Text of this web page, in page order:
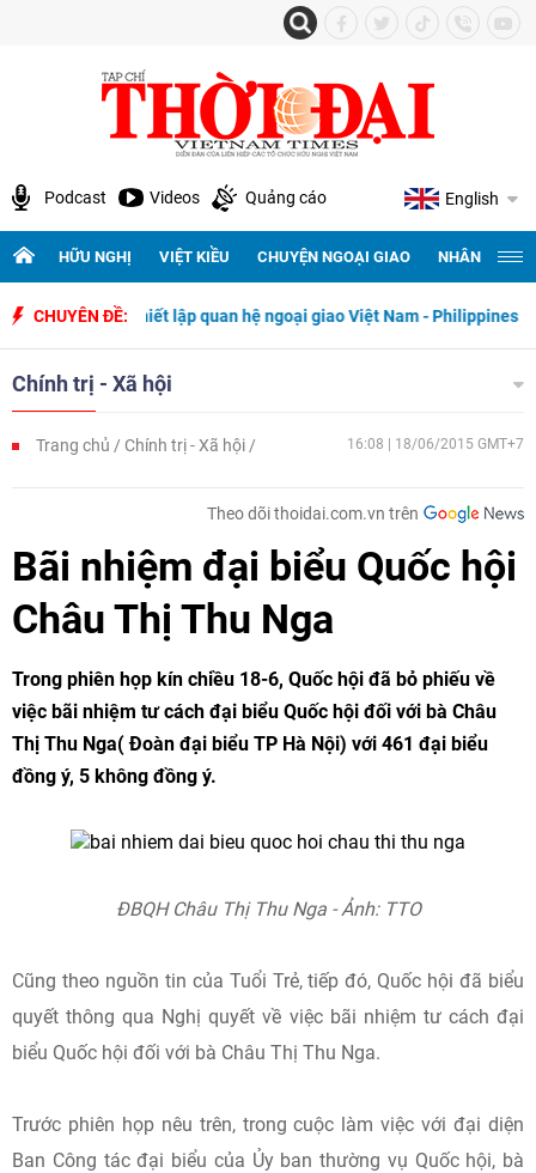
Podcast Videos Quảng cáo English
HỮU NGHỊ VIỆT KIỀU CHUYỆN NGOẠI GIAO NHÂN
CHUYÊN ĐỀ:
ngày thiết lập quan hệ ngoại giao Việt Nam - Philippines 500
Chính trị - Xã hội
Trang chủ Chính trị - Xã hội 16:08 | 18/06/2015 GMT+7
Theo dõi thoidai.com.vn trên
Bãi nhiệm đại biểu Quốc hội
Châu Thị Thu Nga
Trong phiên họp kín chiều 18-6, Quốc hội đã bỏ phiếu về
việc bãi nhiệm tư cách đại biểu Quốc hội đối với bà Châu
Thị Thu Nga( Đoàn đại biểu TP Hà Nội) với 461 đại biểu
đồng ý, 5 không đồng ý.
ĐBQH Châu Thị Thu Nga - Ảnh: TTO
Cũng theo nguồn tin của Tuổi Trẻ, tiếp đó, Quốc hội đã biểu
quyết thông qua Nghị quyết về việc bãi nhiệm tư cách đại
biểu Quốc hội đối với bà Châu Thị Thu Nga.
Trước phiên họp nêu trên, trong cuộc làm việc với đại diện
Ban Công tác đại biểu của Ủy ban thường vụ Quốc hội, bà